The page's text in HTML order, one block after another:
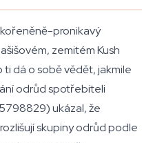
kořeněně-pronikavý
zemitém Kush
dá o sobě vědět, jakmile
odrůd spotřebiteli
ukázal, že
skupiny odrůd podle